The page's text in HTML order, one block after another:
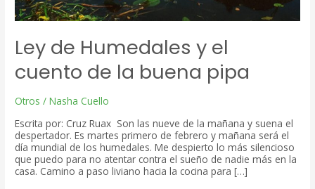
Ley de Humedales y el
cuento de la buena pipa
Otros /Nasha Cuello
Escrita por: Cruz Ruax Son las nueve de la mañana y suena el
despertador. Es martes primero de febrero y mañana será el
día mundial de los humedales. Me despierto lo más silencioso
que puedo para no atentar contra el sueño de nadie más en la
casa. Camino a paso liviano hacia la cocina para […]